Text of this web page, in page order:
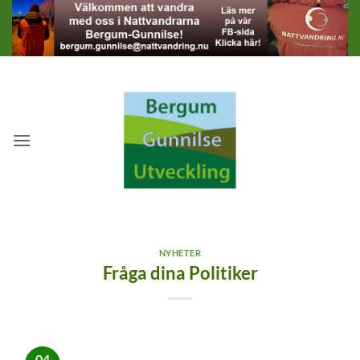
Skip
content
NYHETER
Fråga dina Politiker